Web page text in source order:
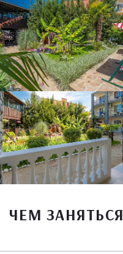
ЧЕМ ЗАНЯТЬСЯ